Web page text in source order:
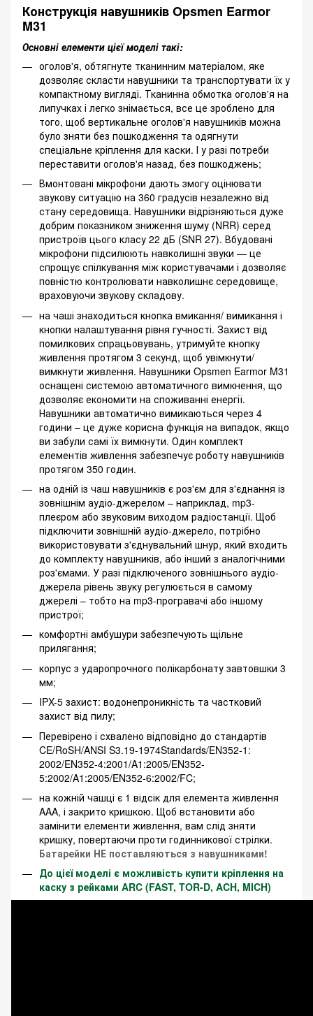
Конструкція навушників Opsmen Earmor
M31
Основні елементи цієї моделі такі:
оголов'я, обтягнуте тканинним матеріалом, яке
дозволяє скласти навушники та транспортувати їх у
компактному вигляді. Тканинна обмотка оголов'я на
липучках і легко знімається, все це зроблено для
того, щоб вертикальне оголов'я навушників можна
було зняти без пошкодження та одягнути
спеціальне кріплення для каски. І у разі потреби
переставити оголов'я назад, без пошкоджень;
Вмонтовані мікрофони дають змогу оцінювати
звукову ситуацію на 360 градусів незалежно від
стану середовища. Навушники відрізняються дуже
добрим показником зниження шуму (NRR) серед
пристроїв цього класу 22 дБ (SNR 27). Вбудовані
мікрофони підсилюють навколишні звуки — це
спрощує спілкування між користувачами і дозволяє
повністю контролювати навколишнє середовище,
враховуючи звукову складову.
на чаші знаходиться кнопка вмикання/ вимикання і
кнопки налаштування рівня гучності. Захист від
помилкових спрацьовувань, утримуйте кнопку
живлення протягом 3 секунд, щоб увімкнути/
вимкнути живлення. Навушники Opsmen Earmor M31
оснащені системою автоматичного вимкнення, що
дозволяє економити на споживанні енергії.
Навушники автоматично вимикаються через 4
години – це дуже корисна функція на випадок, якщо
ви забули самі їх вимкнути. Один комплект
елементів живлення забезпечує роботу навушників
протягом 350 годин.
на одній із чаш навушників є роз'єм для з'єднання із
зовнішнім аудіо-джерелом – наприклад, mp3-
плеєром або звуковим виходом радіостанції. Щоб
підключити зовнішній аудіо-джерело, потрібно
використовувати з'єднувальний шнур, який входить
до комплекту навушників, або інший з аналогічними
роз'ємами. У разі підключеного зовнішнього аудіо-
джерела рівень звуку регулюється в самому
джерелі – тобто на mp3-програвачі або іншому
пристрої;
комфортні амбушури забезпечують щільне
прилягання;
корпус з ударопрочного полікарбонату завтовшки 3
мм;
IPX-5 захист: водонепроникність та частковий
захист від пилу;
Перевірено і схвалено відповідно до стандартів
CE/RoSH/ANSI S3.19-1974Standards/EN352-1:
2002/EN352-4:2001/A1:2005/EN352-
5:2002/A1:2005/EN352-6:2002/FC;
на кожній чашці є 1 відсік для елемента живлення
AAA, і закрито кришкою. Щоб встановити або
замінити елементи живлення, вам слід зняти
кришку, повертаючи проти годинникової стрілки.
Батарейки НЕ поставляються з навушниками!
До цієї моделі є можливість купити кріплення на
каску з рейками ARC (FAST, TOR-D, ACH, MICH)